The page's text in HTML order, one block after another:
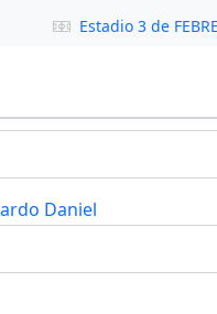
Estadio 3 de
Daniel